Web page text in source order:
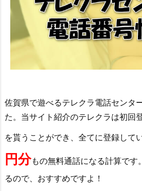
佐賀県で遊べるテレクラ電話センタ
た。当サイト紹介のテレクラは初回
を貰うことができ、全てに登録して
円分もの無料通話になる計算です
るので、おすすめですよ！